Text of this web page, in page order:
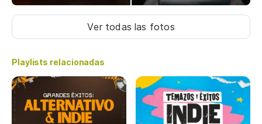
Ver todas las fotos
Playlists relacionadas